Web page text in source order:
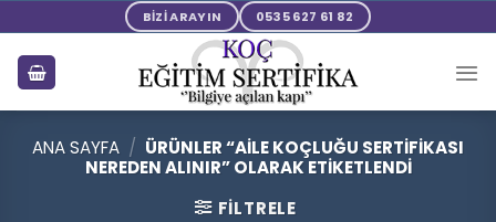
to
content
BİZİ ARAYIN 0535 627 61 82
ANA SAYFA / ÜRÜNLER “AILE KOÇLUĞU SERTIFIKASI
NEREDEN ALINIR” OLARAK ETIKETLENDI
FILTRELE